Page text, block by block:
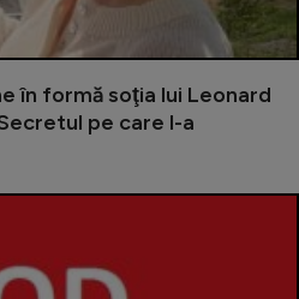
în formă soţia lui Leonard
pe care l-a